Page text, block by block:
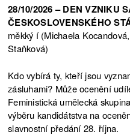
28/10/2026 – DEN VZNIKU
ČESKOSLOVENSKÉHO
měkký í (Michaela
Staňková)
Kdo vybírá ty, kteří jsou
zásluhami? Může ocenění
Feministická umělecká
výběru kandidátstva na
slavnostní předání 28. října.